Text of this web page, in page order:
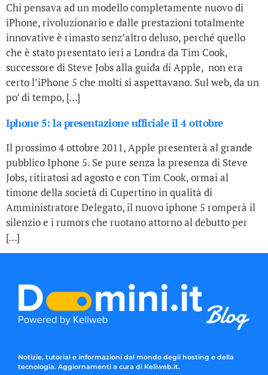
Chi pensava ad un modello completamente nuovo di
iPhone, rivoluzionario e dalle prestazioni totalmente
innovative è rimasto senz’altro deluso, perché quello
che è stato presentato ieri a Londra da Tim Cook,
successore di Steve Jobs alla guida di Apple, non era
certo l’iPhone 5 che molti si aspettavano. Sul web, da un
po’ di tempo, […]
Iphone 5: la presentazione ufficiale il 4 ottobre
Il prossimo 4 ottobre 2011, Apple presenterà al grande
pubblico Iphone 5. Se pure senza la presenza di Steve
Jobs, ritiratosi ad agosto e con Tim Cook, ormai al
timone della società di Cupertino in qualità di
Amministratore Delegato, il nuovo iphone 5 romperà il
silenzio e i rumors che ruotano attorno al debutto per
[…]
Notizie, tutorial e informazioni dal mondo degli hosting e della
tecnologia. Aggiornamenti a cura di Keliweb.it.